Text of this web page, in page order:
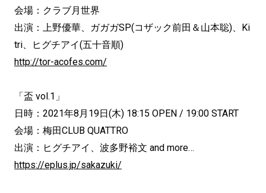
会場：クラブ月世界
出演：上野優華、ガガガSP(コザック前田＆山本聡)、Ki
tri、ヒグチアイ(五十音順)
http://tor-acofes.com/
「盃 vol.1」
日時：2021年8月19日(木) 18:15 OPEN / 19:00 START
会場：梅田CLUB QUATTRO
出演：ヒグチアイ、波多野裕文 and more…
https://eplus.jp/sakazuki/